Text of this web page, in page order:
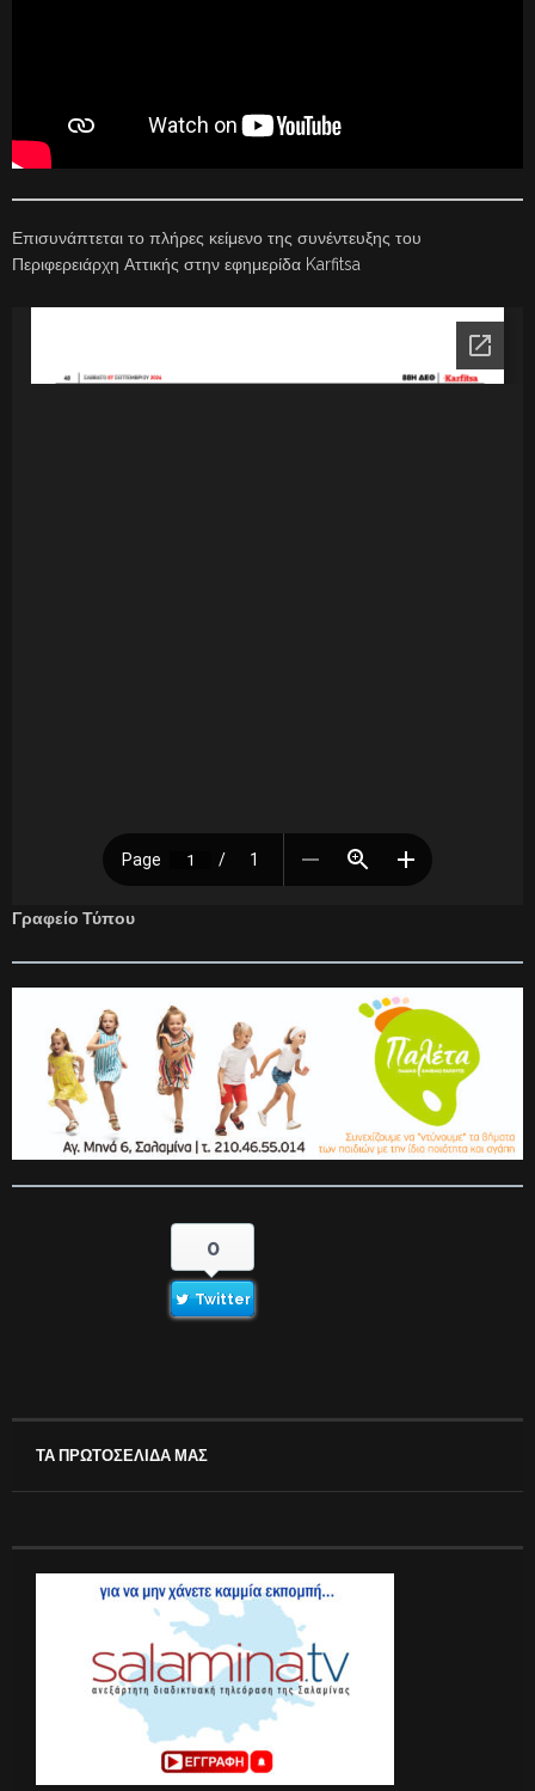
Επισυνάπτεται το πλήρες κείμενο της συνέντευξης του
Περιφερειάρχη Αττικής στην εφημερίδα Karfitsa
Γραφείο Τύπου
0
Twitter
ΤΑ ΠΡΩΤΟΣΕΛΙΔΑ ΜΑΣ